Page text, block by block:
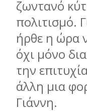
ζωντανό
πολιτισμό.
ήρθε η ώρα
όχι μόνο
την
άλλη μια
Γιάννη.